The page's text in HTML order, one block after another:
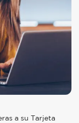
a su Tarjeta